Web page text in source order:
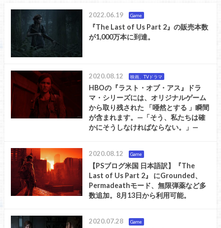
2022.06.19 Game
『The Last of Us Part 2』の販売本数
が1,000万本に到達。
2020.08.12 映画、TVドラマ
HBOの『ラスト・オブ・アス』ドラ
マ・シリーズには、オリジナルゲーム
から取り残された 「唖然とする 」瞬間
が含まれます。—「そう、私たちは確
かにそうしなければならない。」—
2020.08.12 Game
【PSブログ米国 日本語訳】『The
Last of Us Part 2』 にGrounded、
Permadeathモード、無限弾薬など多
数追加。8月13日から利用可能。
2020.07.28 Game